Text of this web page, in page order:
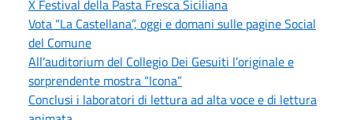
X Festival della Pasta Fresca Siciliana
Vota “La Castellana”, oggi e domani sulle pagine Social
del Comune
All’auditorium del Collegio Dei Gesuiti l’originale e
sorprendente mostra “Icona”
Conclusi i laboratori di lettura ad alta voce e di lettura